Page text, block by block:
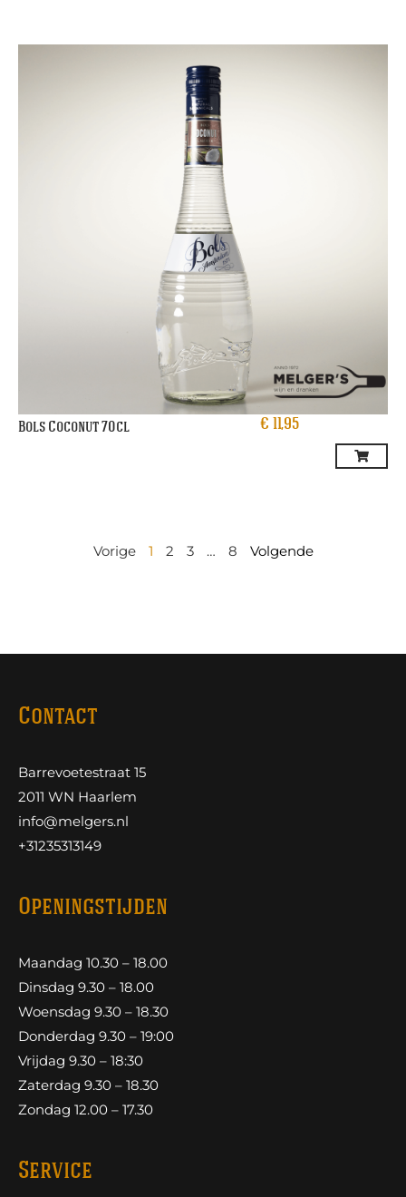
Bols Coconut 70cl € 11,95
Vorige 1 2 3 … 8 Volgende
Contact
Barrevoetestraat 15
2011 WN Haarlem
info@melgers.nl
+31235313149
Openingstijden
Maandag 10.30 – 18.00
Dinsdag 9.30 – 18.00
Woensdag 9.30 – 18.30
Donderdag 9.30 – 19:00
Vrijdag 9.30 – 18:30
Zaterdag 9.30 – 18.30
Zondag 12.00 – 17.30
Service